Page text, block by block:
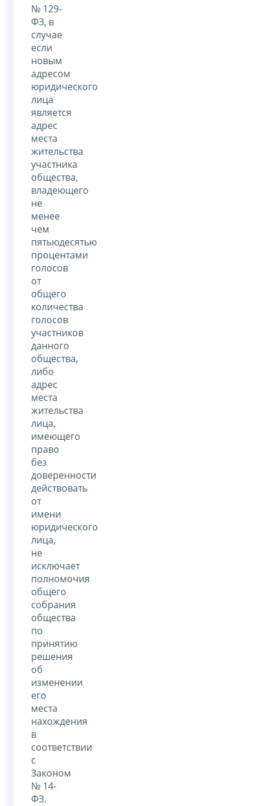
№ 129-
ФЗ, в
случае
если
новым
адресом
юридического
лица
является
адрес
места
жительства
участника
общества,
владеющего
не
менее
чем
пятьюдесятью
процентами
голосов
от
общего
количества
голосов
участников
данного
общества,
либо
адрес
места
жительства
лица,
имеющего
право
без
доверенности
действовать
от
имени
юридического
лица,
не
исключает
полномочия
общего
собрания
общества
по
принятию
решения
об
изменении
его
места
нахождения
в
соответствии
с
Законом
№ 14-
ФЗ.